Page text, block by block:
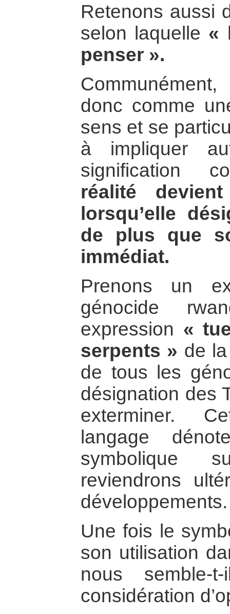
Retenons aussi
selon laquelle «
penser ».
donc comme
sens et se
à impliquer
signification
réalité
lorsqu’elle
de plus que
immédiat.
Prenons un
génocide
expression «
serpents » de
de tous les
désignation des
exterminer.
langage
symbolique
reviendrons
développements.
Une fois le
son utilisation
nous
considération